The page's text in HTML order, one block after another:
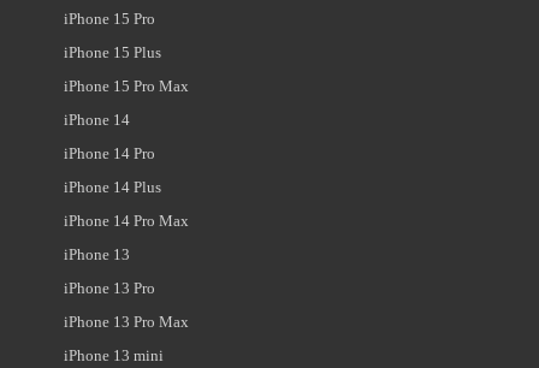
iPhone 15 Pro
iPhone 15 Plus
iPhone 15 Pro Max
iPhone 14
iPhone 14 Pro
iPhone 14 Plus
iPhone 14 Pro Max
iPhone 13
iPhone 13 Pro
iPhone 13 Pro Max
iPhone 13 mini